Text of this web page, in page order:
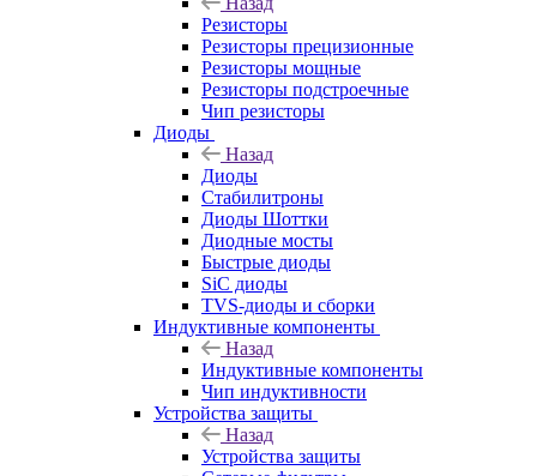
Резисторы
Резисторы прецизионные
Резисторы мощные
Резисторы подстроечные
Чип резисторы
Диоды
Назад
Диоды
Стабилитроны
Диоды Шоттки
Диодные мосты
Быстрые диоды
SiC диоды
TVS-диоды и сборки
Индуктивные компоненты
Назад
Индуктивные компоненты
Чип индуктивности
Устройства защиты
Назад
Устройства защиты